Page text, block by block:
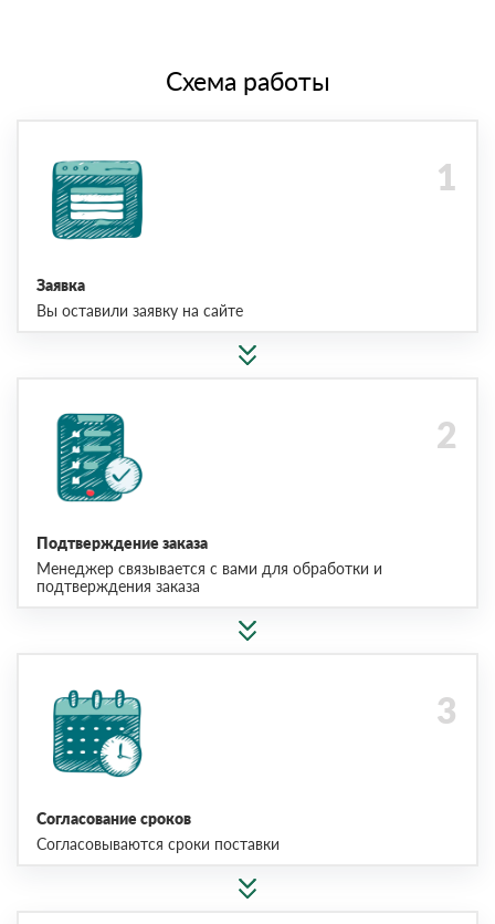
Схема работы
Заявка
Вы оставили заявку на сайте
Подтверждение заказа
Менеджер связывается с вами для обработки и
подтверждения заказа
Согласование сроков
Согласовываются сроки поставки